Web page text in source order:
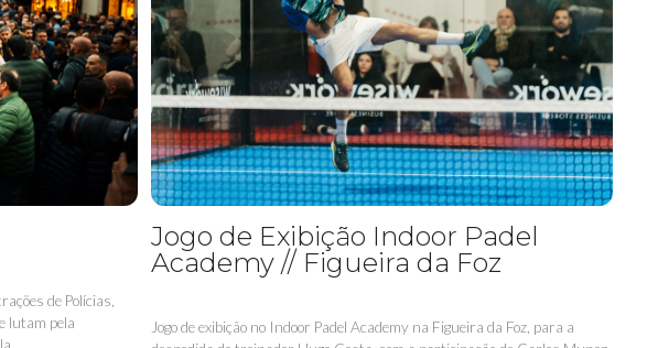
de Polícias,
lutam pela
Jogo de Exibição Indoor Padel
Academy // Figueira da Foz
Jogo de exibição no Indoor Padel Academy na Figueira da Foz, para a